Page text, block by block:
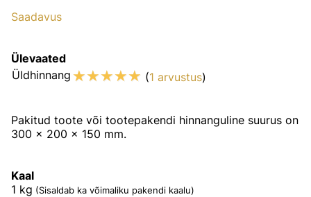
Saadavus
Ülevaated
Üldhinnang ☆☆☆☆☆ (1 arvustus)
Pakitud toote või tootepakendi hinnanguline suurus on
300 x 200 x 150 mm.
Kaal
1 kg (Sisaldab ka võimaliku pakendi kaalu)